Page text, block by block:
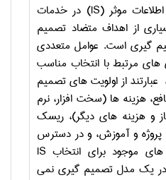
موثر (IS) در خدمات
از اهداف متضاد تصمیم
گیری است. عوامل متعددی
مرتبط با انتخاب مناسب
عبارتند از اولویت های تصمیم
هزینه ها (سخت افزار، نرم
و هزینه های دیگر)، ریسک
پروژه و آموزش، و در دسترس
موجود برای انتخاب IS
یک مدل تصمیم گیری نمی